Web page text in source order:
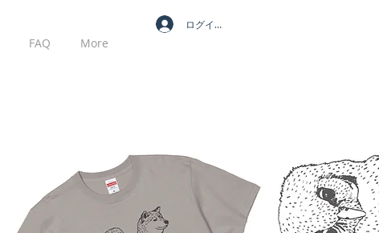
FAQ More
ログイン